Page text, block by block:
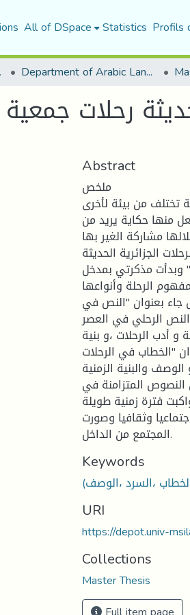
All of DSpace Statistics Profils
Department of Arabic Language and Literature
رحلات
Abstract
ملخص
تختلف من بيئة لأخرى
منها حكاية يريد من
مشاركة الغير بها .
الجزائرية الحديثة
" وبدأت مذكرتي بمدخل
الرحلة وأنواعها
جاء بعنوان "النص في
الرحلي في العصر
و أدب الرحلات ،و بنية
"الخطاب في الرحلات
والبنية الزمنية
النصوص المتزامنة في
فترة زمنية طويلة
وثقافيا وصورت
المجتمع من الداخل.
Keywords
،السرد ،الوصف)
URI
https://depot.univ-
Collections
Master Thesis